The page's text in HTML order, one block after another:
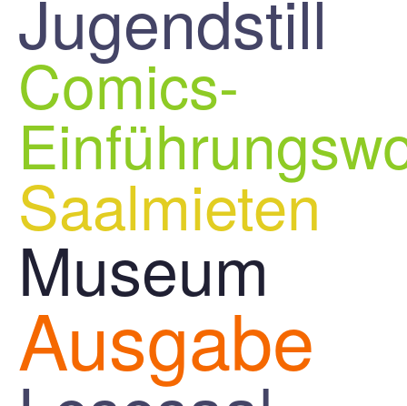
Jugendstill
Comics-
Saalmieten
Museum
Ausgabe